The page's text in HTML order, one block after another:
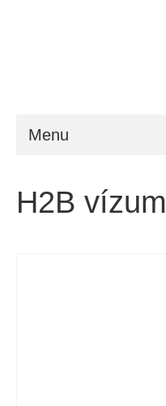
Menu
Követelmény
H2B vízum